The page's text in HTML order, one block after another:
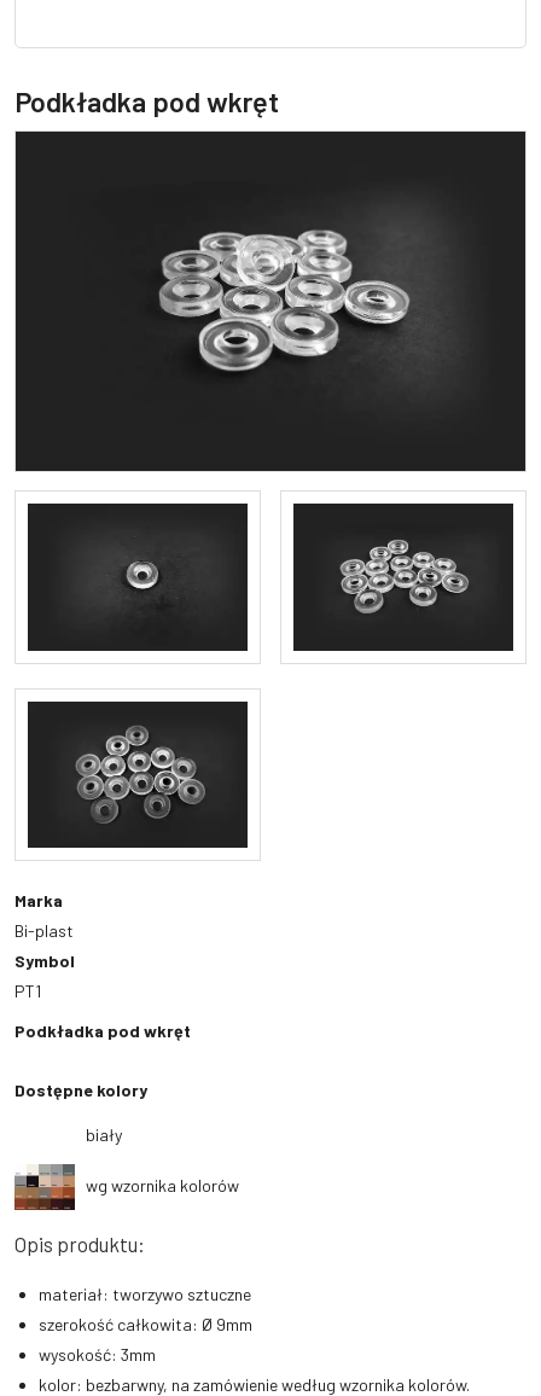
Podkładka pod wkręt
Marka
Bi-plast
Symbol
PT1
Podkładka pod wkręt
Dostępne kolory
biały
wg wzornika kolorów
Opis produktu:
materiał: tworzywo sztuczne
szerokość całkowita: Ø 9mm
wysokość: 3mm
kolor: bezbarwny, na zamówienie według wzornika kolorów.